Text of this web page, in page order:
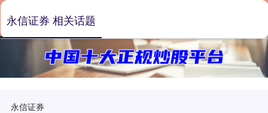
永信证券
永信证券 相关话题